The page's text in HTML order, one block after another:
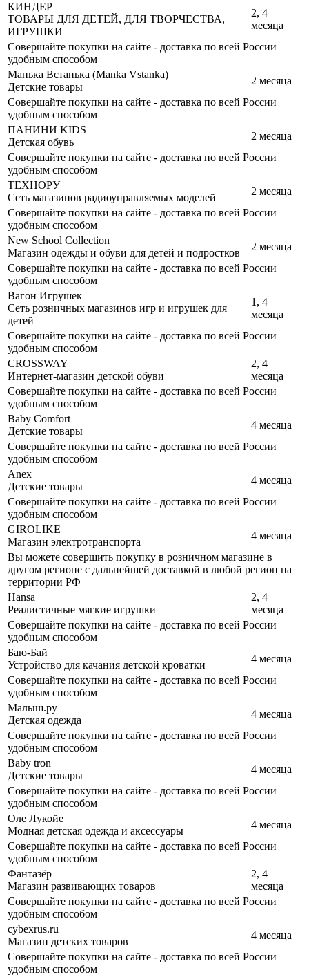
КИНДЕР
ТОВАРЫ ДЛЯ ДЕТЕЙ, ДЛЯ ТВОРЧЕСТВА,
ИГРУШКИ
2, 4
месяца
Совершайте покупки на сайте - доставка по всей России
удобным способом
Манька Встанька (Manka Vstanka)
Детские товары
2 месяца
Совершайте покупки на сайте - доставка по всей России
удобным способом
ПАНИНИ KIDS
Детская обувь
2 месяца
Совершайте покупки на сайте - доставка по всей России
удобным способом
ТЕХНОРУ
Сеть магазинов радиоуправляемых моделей
2 месяца
Совершайте покупки на сайте - доставка по всей России
удобным способом
New School Collection
Магазин одежды и обуви для детей и подростков
2 месяца
Совершайте покупки на сайте - доставка по всей России
удобным способом
Вагон Игрушек
Сеть розничных магазинов игр и игрушек для
детей
1, 4
месяца
Совершайте покупки на сайте - доставка по всей России
удобным способом
CROSSWAY
Интернет-магазин детской обуви
2, 4
месяца
Совершайте покупки на сайте - доставка по всей России
удобным способом
Baby Comfort
Детские товары
4 месяца
Совершайте покупки на сайте - доставка по всей России
удобным способом
Anex
Детские товары
4 месяца
Совершайте покупки на сайте - доставка по всей России
удобным способом
GIROLIKE
Магазин электротранспорта
4 месяца
Вы можете совершить покупку в розничном магазине в
другом регионе с дальнейшей доставкой в любой регион на
территории РФ
Hansa
Реалистичные мягкие игрушки
2, 4
месяца
Совершайте покупки на сайте - доставка по всей России
удобным способом
Баю-Бай
Устройство для качания детской кроватки
4 месяца
Совершайте покупки на сайте - доставка по всей России
удобным способом
Малыш.ру
Детская одежда
4 месяца
Совершайте покупки на сайте - доставка по всей России
удобным способом
Baby tron
Детские товары
4 месяца
Совершайте покупки на сайте - доставка по всей России
удобным способом
Оле Лукойе
Модная детская одежда и аксессуары
4 месяца
Совершайте покупки на сайте - доставка по всей России
удобным способом
Фантазёр
Магазин развивающих товаров
2, 4
месяца
Совершайте покупки на сайте - доставка по всей России
удобным способом
cybexrus.ru
Магазин детских товаров
4 месяца
Совершайте покупки на сайте - доставка по всей России
удобным способом